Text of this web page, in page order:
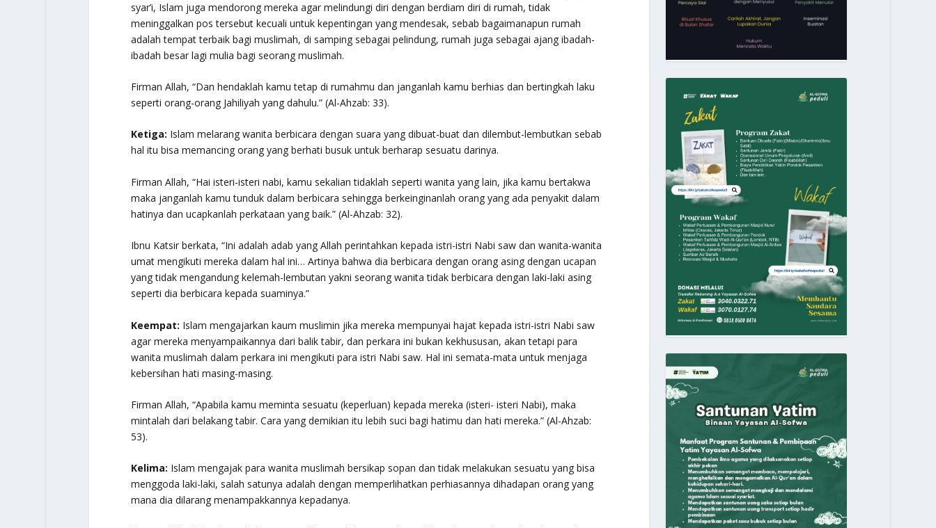
syar’i, Islam juga mendorong mereka agar melindungi diri dengan berdiam diri di rumah, tidak
meninggalkan pos tersebut kecuali untuk kepentingan yang mendesak, sebab bagaimanapun rumah
adalah tempat terbaik bagi muslimah, di samping sebagai pelindung, rumah juga sebagai ajang ibadah-
ibadah besar lagi mulia bagi seorang muslimah.
Firman Allah, “Dan hendaklah kamu tetap di rumahmu dan janganlah kamu berhias dan bertingkah laku
seperti orang-orang Jahiliyah yang dahulu.” (Al-Ahzab: 33).
Ketiga: Islam melarang wanita berbicara dengan suara yang dibuat-buat dan dilembut-lembutkan sebab
hal itu bisa memancing orang yang berhati busuk untuk berharap sesuatu darinya.
Firman Allah, “Hai isteri-isteri nabi, kamu sekalian tidaklah seperti wanita yang lain, jika kamu bertakwa
maka janganlah kamu tunduk dalam berbicara sehingga berkeinginanlah orang yang ada penyakit dalam
hatinya dan ucapkanlah perkataan yang baik.” (Al-Ahzab: 32).
Ibnu Katsir berkata, “Ini adalah adab yang Allah perintahkan kepada istri-istri Nabi saw dan wanita-wanita
umat mengikuti mereka dalam hal ini… Artinya bahwa dia berbicara dengan orang asing dengan ucapan
yang tidak mengandung kelemah-lembutan yakni seorang wanita tidak berbicara dengan laki-laki asing
seperti dia berbicara kepada suaminya.”
Keempat: Islam mengajarkan kaum muslimin jika mereka mempunyai hajat kepada istri-istri Nabi saw
agar mereka menyampaikannya dari balik tabir, dan perkara ini bukan kekhususan, akan tetapi para
wanita muslimah dalam perkara ini mengikuti para istri Nabi saw. Hal ini semata-mata untuk menjaga
kebersihan hati masing-masing.
Firman Allah, “Apabila kamu meminta sesuatu (keperluan) kepada mereka (isteri- isteri Nabi), maka
mintalah dari belakang tabir. Cara yang demikian itu lebih suci bagi hatimu dan hati mereka.” (Al-Ahzab:
53).
Kelima: Islam mengajak para wanita muslimah bersikap sopan dan tidak melakukan sesuatu yang bisa
menggoda laki-laki, salah satunya adalah dengan memperlihatkan perhiasannya dihadapan orang yang
mana dia dilarang menampakkannya kepadanya.